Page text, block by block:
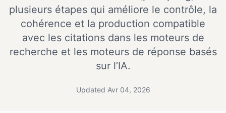
plusieurs étapes qui améliore le contrôle, la
cohérence et la production compatible
avec les citations dans les moteurs de
recherche et les moteurs de réponse basés
sur l’IA.
Updated Avr 04, 2026